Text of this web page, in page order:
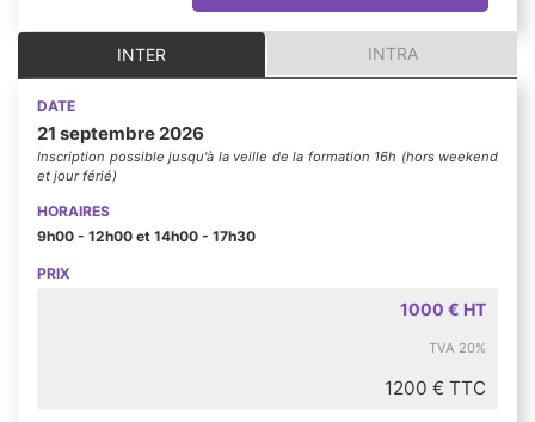
INTER INTRA
DATE
21 septembre 2026
Inscription possible jusqu'à la veille de la formation 16h (hors weekend
et jour férié)
HORAIRES
9h00 - 12h00 et 14h00 - 17h30
PRIX
1000 € HT
TVA 20%
1200 € TTC